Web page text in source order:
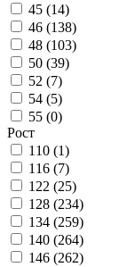
45 (14)
46 (138)
48 (103)
50 (39)
52 (7)
54 (5)
55 (0)
Рост
110 (1)
116 (7)
122 (25)
128 (234)
134 (259)
140 (264)
146 (262)